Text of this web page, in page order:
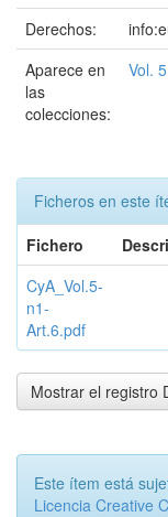
Derechos:
Aparece en
las
colecciones:
Vol.
Ficheros en este
Fichero
CyA_Vol.5-
n1-
Art.6.pdf
Mostrar el registro
Este ítem está
Licencia Creative